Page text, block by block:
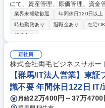
にて、資産管理、原価管理、資金
等の業務をご担当いただきます。
応じて決定いたします。 【魅力】上場企業特有の決算処理等、経理職とし
て幅広い経験を積むことができま
作りを目指しています。 募集職種 【群馬】経理職≪東証上場企業でスキ
ルアップ≫完全週休2日制／福利厚
業界未経験歓迎 年間休日120日以上
時短勤務あり
退職金あり 在宅OK
服装自由
正社員
株式会社両毛ビジネスサポー
【群馬/IT法人営業】東
識不要 年間休日122日 IT/
月給22万400円～37万4700